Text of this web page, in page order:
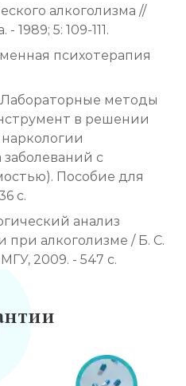
алкоголизма //
5: 109-111.
психотерапия
методы
в решении
с
Пособие для
с.
анализ
алкоголизме / Б. С.
2009. - 547 с.